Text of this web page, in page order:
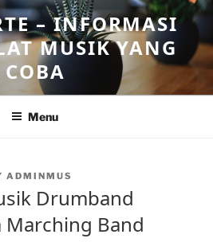
– INFORMASI
MUSIK YANG
Menu
ADMINMUS
Drumband
Marching Band